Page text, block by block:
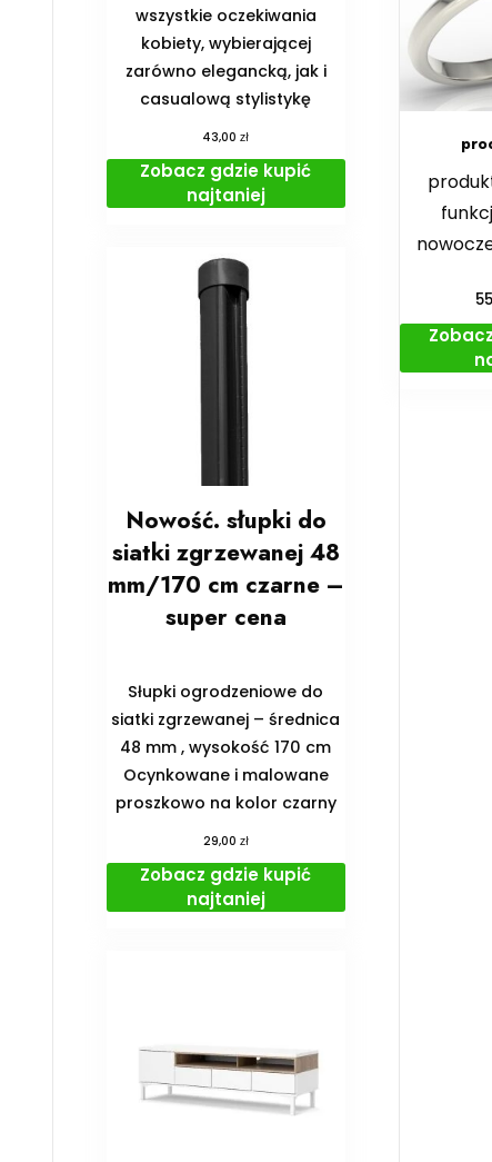
wszystkie oczekiwania
kobiety, wybierającej
zarówno elegancką, jak i
casualową stylistykę
43,00zł
Zobacz gdzie kupić
najtaniej
Nowość. słupki do
siatki zgrzewanej 48
mm/170 cm czarne –
super cena
Słupki ogrodzeniowe do
siatki zgrzewanej – średnica
48 mm , wysokość 170 cm
Ocynkowane i malowane
proszkowo na kolor czarny
29,00 zł
Zobacz gdzie kupić
najtaniej